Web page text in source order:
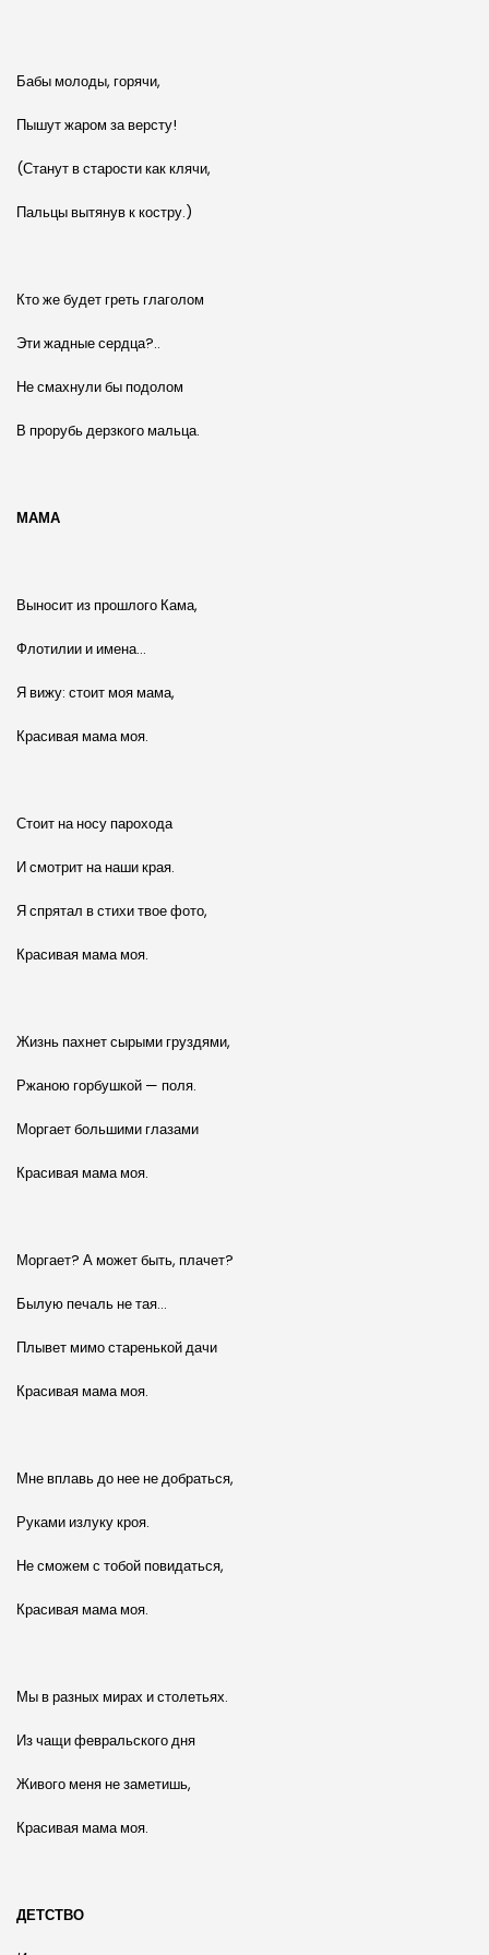
Бабы молоды, горячи,
Пышут жаром за версту!
(Станут в старости как клячи,
Пальцы вытянув к костру.)
Кто же будет греть глаголом
Эти жадные сердца?..
Не смахнули бы подолом
В прорубь дерзкого мальца.
МАМА
Выносит из прошлого Кама,
Флотилии и имена…
Я вижу: стоит моя мама,
Красивая мама моя.
Стоит на носу парохода
И смотрит на наши края.
Я спрятал в стихи твое фото,
Красивая мама моя.
Жизнь пахнет сырыми груздями,
Ржаною горбушкой — поля.
Моргает большими глазами
Красивая мама моя.
Моргает? А может быть, плачет?
Былую печаль не тая…
Плывет мимо старенькой дачи
Красивая мама моя.
Мне вплавь до нее не добраться,
Руками излуку кроя.
Не сможем с тобой повидаться,
Красивая мама моя.
Мы в разных мирах и столетьях.
Из чащи февральского дня
Живого меня не заметишь,
Красивая мама моя.
ДЕТСТВО